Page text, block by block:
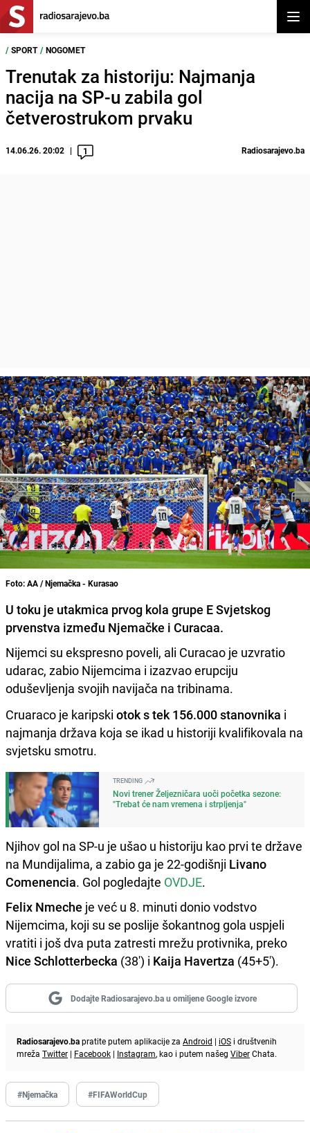
/ SPORT / NOGOMET
Trenutak za historiju: Najmanja
nacija na SP-u zabila gol
četverostrukom prvaku
14.06.26. 20:02 1 Radiosarajevo.ba
Foto: AA / Njemačka - Kurasao
U toku je utakmica prvog kola grupe E Svjetskog
prvenstva između Njemačke i Curacaa.
Nijemci su ekspresno poveli, ali Curacao je uzvratio
udarac, zabio Nijemcima i izazvao erupciju
oduševljenja svojih navijača na tribinama.
Cruaraco je karipski otok s tek 156.000 stanovnika i
najmanja država koja se ikad u historiji kvalifikovala na
svjetsku smotru.
TRENDING
Novi trener Željezničara uoči početka sezone:
"Trebat će nam vremena i strpljenja"
Njihov gol na SP-u je ušao u historiju kao prvi te države
na Mundijalima, a zabio ga je 22-godišnji Livano
Comenencia. Gol pogledajte OVDJE.
Felix Nmeche je već u 8. minuti donio vodstvo
Nijemcima, koji su se poslije šokantnog gola uspjeli
vratiti i još dva puta zatresti mrežu protivnika, preko
Nice Schlotterbecka (38') i Kaija Havertza (45+5').
Dodajte Radiosarajevo.ba u omiljene Google izvore
Radiosarajevo.bapratite putem aplikacije za Android | iOS i društvenih
mreža Twitter | Facebook | Instagram, kao i putem našeg ViberChata.
#Njemačka #FIFAWorldCup